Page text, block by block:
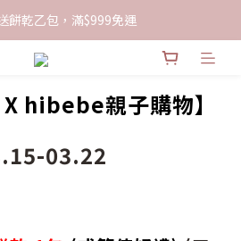
餅乾乙包，滿$999免運
餅乾乙包，滿$999免運
員領100現折購物金
餅乾乙包，滿$999免運
X hibebe親子購物】
03.22